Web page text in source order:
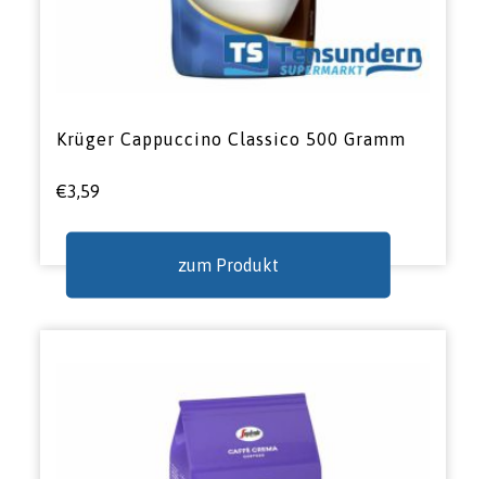
Krüger Cappuccino Classico 500 Gramm
€3,59
zum Produkt